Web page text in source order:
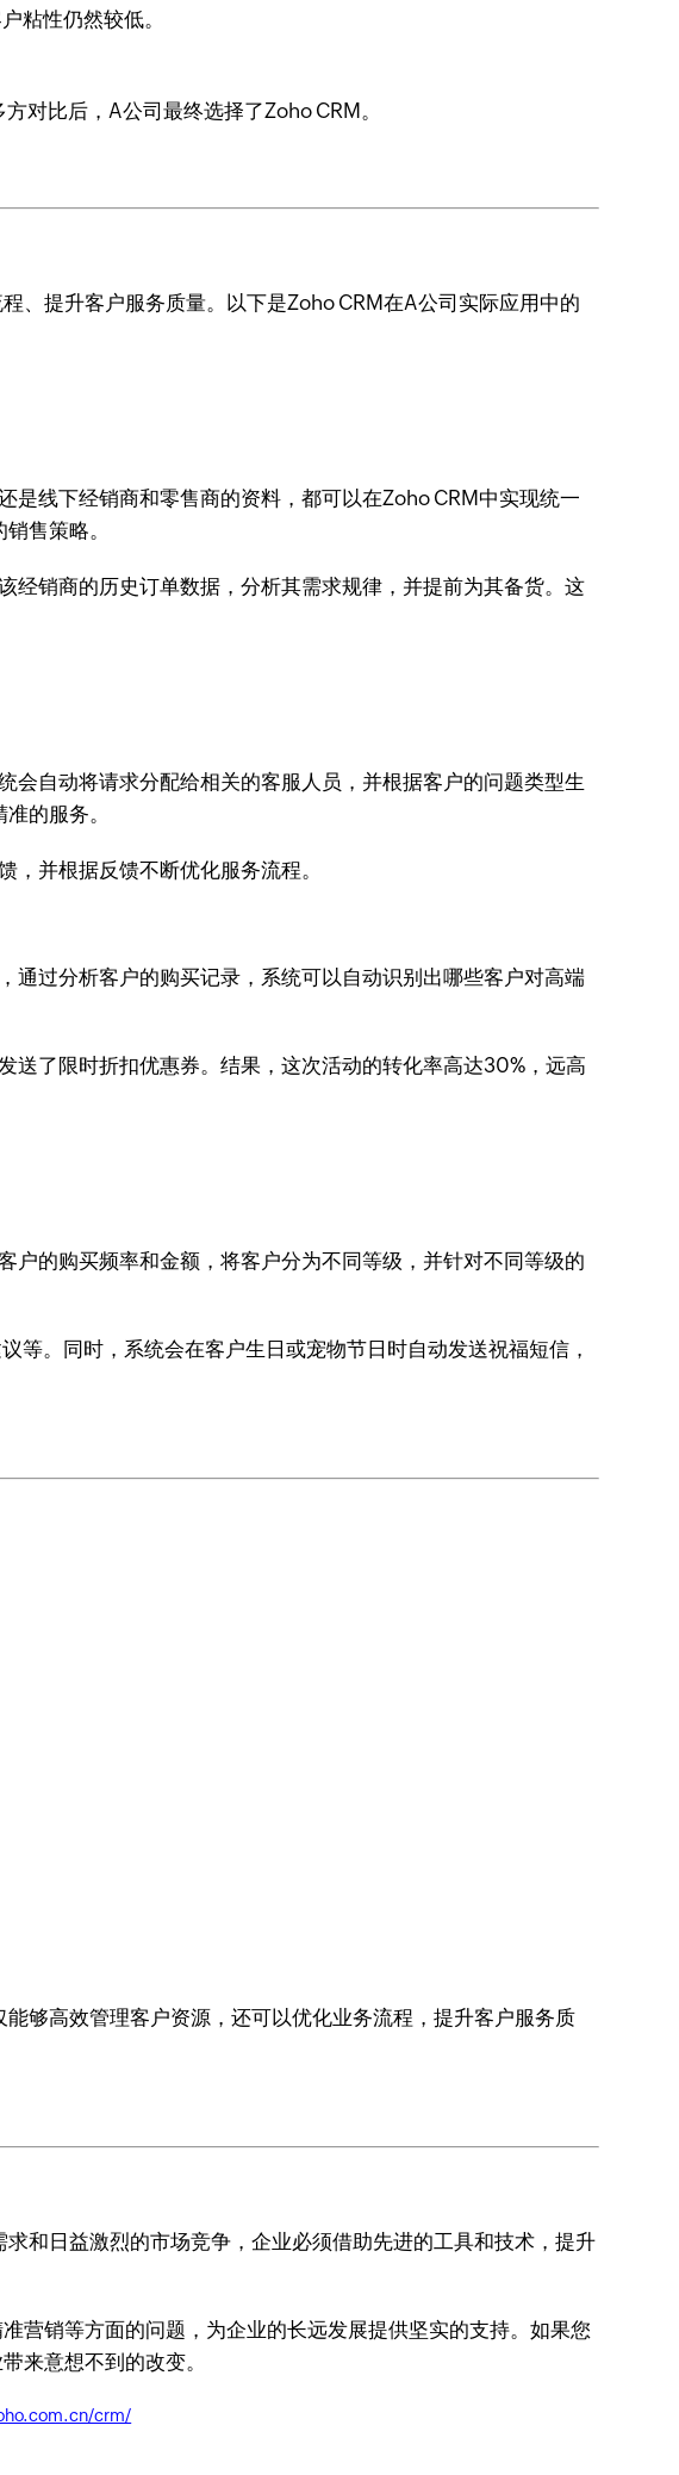
粘性仍然较低。
对比后，A公司最终选择了Zoho CRM。
、提升客户服务质量。以下是Zoho CRM在A公司实际应用中的
线下经销商和零售商的资料，都可以在Zoho CRM中实现统一
售策略。
经销商的历史订单数据，分析其需求规律，并提前为其备货。这
会自动将请求分配给相关的客服人员，并根据客户的问题类型生
的服务。
并根据反馈不断优化服务流程。
通过分析客户的购买记录，系统可以自动识别出哪些客户对高端
送了限时折扣优惠券。结果，这次活动的转化率高达30%，远高
户的购买频率和金额，将客户分为不同等级，并针对不同等级的
。同时，系统会在客户生日或宠物节日时自动发送祝福短信，
够高效管理客户资源，还可以优化业务流程，提升客户服务质
和日益激烈的市场竞争，企业必须借助先进的工具和技术，提升
营销等方面的问题，为企业的长远发展提供坚实的支持。如果您
来意想不到的改变。
crm/